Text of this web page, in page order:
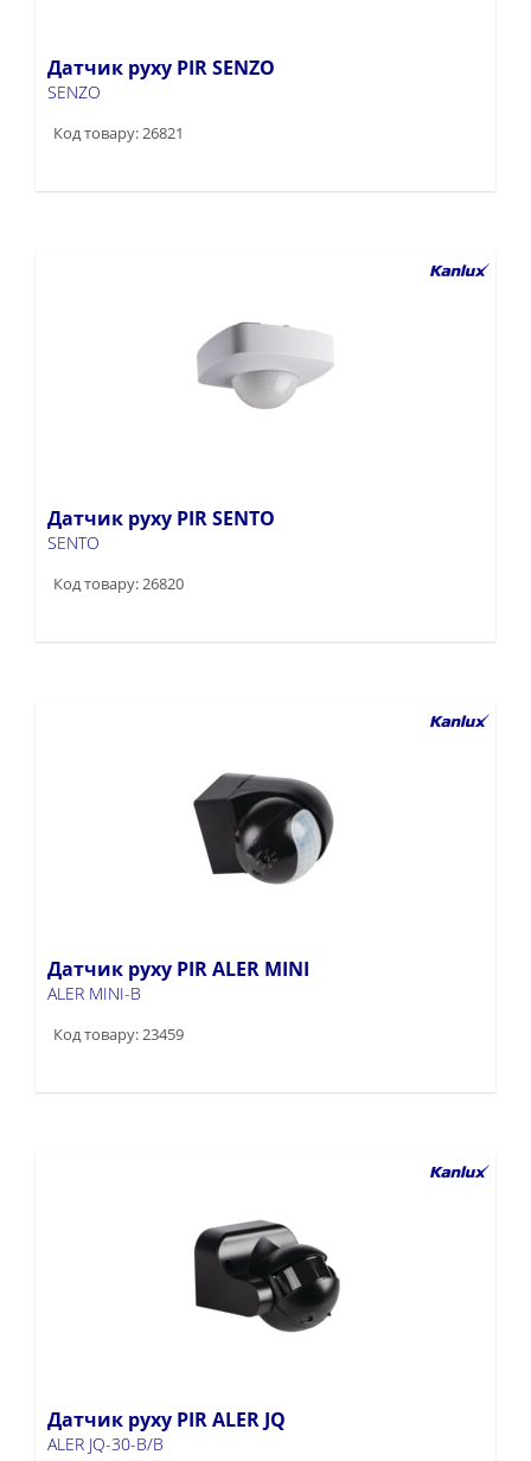
Датчик руху PIR SENZO
SENZO
Код товару: 26821
Датчик руху PIR SENTO
SENTO
Код товару: 26820
Датчик руху PIR ALER MINI
ALER MINI-B
Код товару: 23459
Датчик руху PIR ALER JQ
ALER JQ-30-B/B